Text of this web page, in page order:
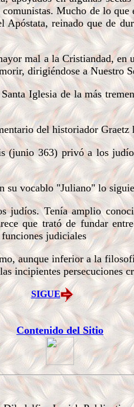
Mucho de lo
Apóstata, reinado que de
mal a la Cristiandad, en
dirigiéndose a Nuestro
Iglesia de la más
del historiador Graetz
363) privó a los
su vocablo "Juliano" lo
Tenía amplio
que trató de fundar
judiciales
aunque inferior a la
incipientes persecuciones
SIGUE
Contenido del Sitio